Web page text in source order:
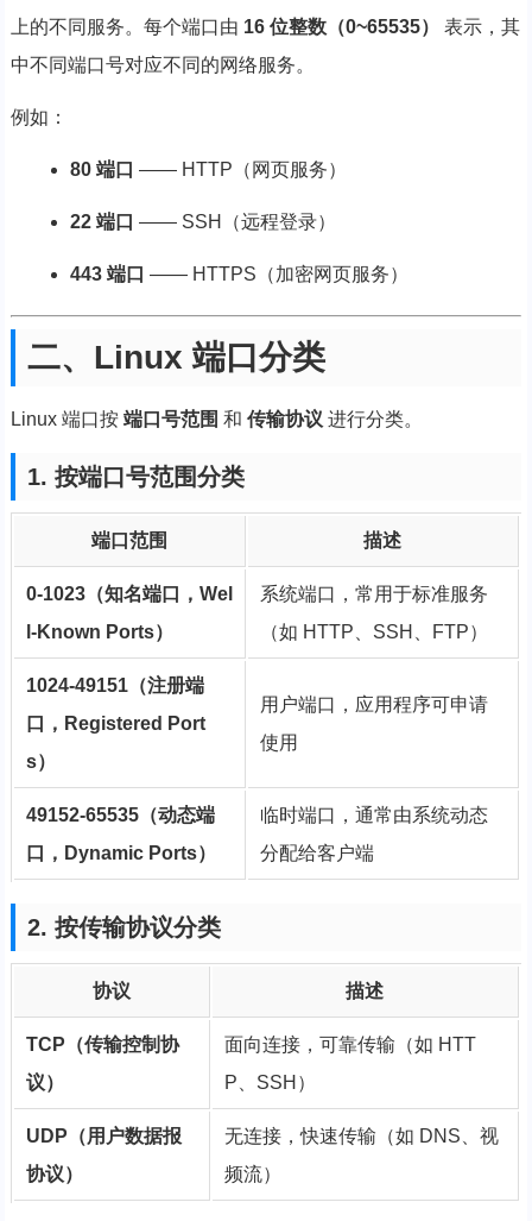
上的不同服务。每个端口由 16 位整数（0~65535）
表示，其
中不同端口号对应不同的网络服务。
例如：
80 端口 —— HTTP（网页服务）
22 端口 —— SSH（远程登录）
443 端口 —— HTTPS（加密网页服务）
二、Linux 端口分类
Linux 端口按 端口号范围 和 传输协议 进行分类。
1. 按端口号范围分类
端口范围 描述
0-1023（知名端口，Wel
l-Known Ports）
系统端口，常用于标准服务
（如 HTTP、SSH、FTP）
1024-49151（注册端
口，Registered Port
s）
用户端口，应用程序可申请
使用
49152-65535（动态端
口，Dynamic Ports）
临时端口，通常由系统动态
分配给客户端
2. 按传输协议分类
协议 描述
TCP（传输控制协
议）
面向连接，可靠传输（如 HTT
P、SSH）
UDP（用户数据报
协议）
无连接，快速传输（如 DNS、视
频流）